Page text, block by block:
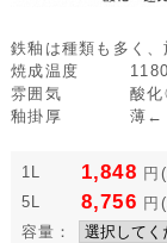
鉄釉は種類も多く
焼成温度
雰囲気
酸
釉掛厚
薄
1L 1,848 円
5L
8,756 円
容量：